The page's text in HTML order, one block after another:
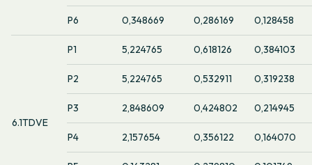
P6 0,348669 0,286169 0,128458
6.1TDVE
P1 5,224765 0,618126 0,384103
P2 5,224765 0,532911 0,319238
P3 2,848609 0,424802 0,214945
P4 2,157654 0,356122 0,164070